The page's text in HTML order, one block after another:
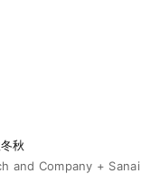
秋
and Company + Sanai